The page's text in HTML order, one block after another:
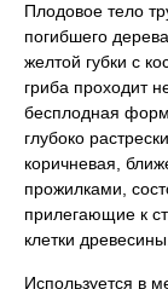
Плодовое тело
погибшего
желтой губки с
гриба проходит
бесплодная
глубоко
коричневая,
прожилками,
прилегающие к
клетки древесины.
Используется в